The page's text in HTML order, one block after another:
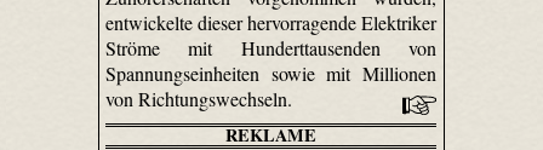
entwickelte dieser hervorragende Elektriker
Ströme mit Hunderttausenden von
Spannungseinheiten sowie mit Millionen
von Richtungswechseln.
REKLAME